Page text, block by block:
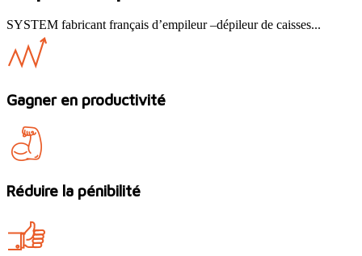
SYSTEM fabricant français d’empileur –dépileur de caisses...
Gagner en productivité
Réduire la pénibilité